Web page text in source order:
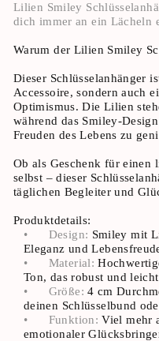
Lilien Smiley
dich immer an ein Lächeln
Warum der Lilien Smiley
Dieser Schlüsselanhänger
Accessoire, sondern auch
Optimismus. Die Lilien
während das Smiley-
Freuden des Lebens zu
Ob als Geschenk für einen
selbst – dieser
täglichen Begleiter und
Produktdetails:
•
Design: Smiley mit
Eleganz und
•
Material:
Ton, das robust und
•
Größe: 4 cm
deinen Schlüsselbund
•
Funktion: Viel mehr
emotionaler